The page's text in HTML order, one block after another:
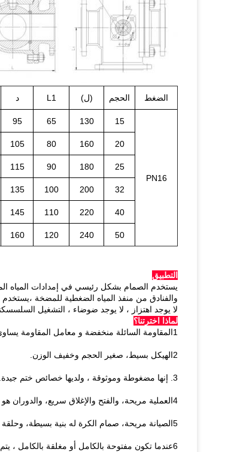
الضغط الحجم (ل) L1 د
PN16
15
130
65
95
20
160
80
105
25
180
90
115
32
200
100
135
40
220
110
145
50
240
120
160
التطبيق
يستخدم الصمام بشكل رئيسي في إمدادات المياه
والفنادق من منفذ المياه الضغطية للمضخة ،يستخدم
لا يوجد اهتزاز ، لا يوجد ضوضاء ، التشغيل
لماذا اخترتنا؟
1المقاومة السائلة منخفضة و معامل المقاومة يساوي طول الأنابيب
2الهيكل بسيط، صغير الحجم وخفيف الوزن.
3. إنها مضغوطة وموثوقة ، ولديها خصائص ختم جيدة. كما تم استخدامها على نطاق واسع في أنظمة الفراغ.
4العملية مريحة، والفتح والإغلاق سريع، والدوران هو 90 درجة من الافتتاح الكامل إلى الإغلاق الكامل، وهو مريح للسيطرة عن بعد.
5الصيانة مريحة، صمام الكرة له بنية بسيطة، وحلقة الختم هو عموما متحركة، وتفكيك واستبدال مريحة نسبيا.
6عندما تكون مفتوحة بالكامل أو مغلقة